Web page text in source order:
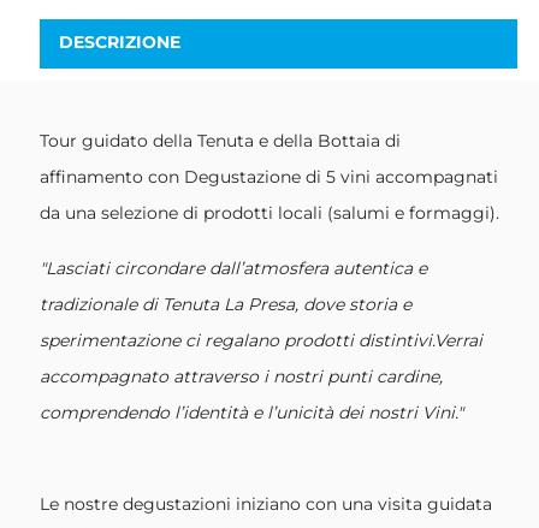
DESCRIZIONE
Tour guidato della Tenuta e della Bottaia di
affinamento con Degustazione di 5 vini accompagnati
da una selezione di prodotti locali (salumi e formaggi).
"Lasciati circondare dall’atmosfera autentica e
tradizionale di Tenuta La Presa, dove storia e
sperimentazione ci regalano prodotti distintivi.Verrai
accompagnato attraverso i nostri punti cardine,
comprendendo l’identità e l’unicità dei nostri Vini."
Le nostre degustazioni iniziano con una visita guidata